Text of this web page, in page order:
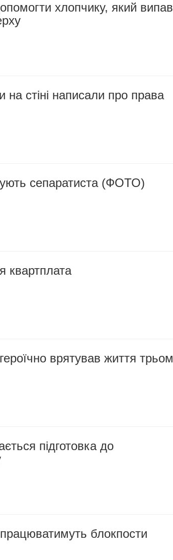
хлопчику, який випав
на стіні написали про права
сепаратиста (ФОТО)
квартплата
врятував життя трьом
підготовка до
блокпости